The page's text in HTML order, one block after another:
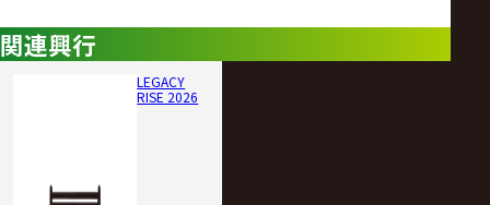
関連興行
LEGACY
RISE 2026